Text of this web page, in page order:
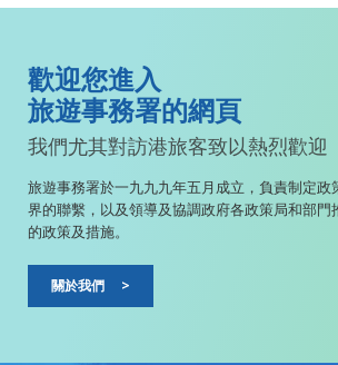
歡迎您進入
旅遊事務署的網頁
我們尤其對訪港旅客致以熱烈歡迎
旅遊事務署於一九九九年五月成立，負責制定政
界的聯繫，以及領導及協調政府各政策局和部門
的政策及措施。
關於我們 >